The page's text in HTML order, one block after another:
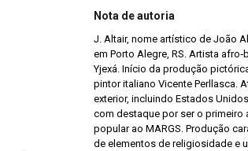
Nota de autoria
J. Altair, nome artístico de João
em Porto Alegre, RS. Artista
Yjexá. Início da produção
pintor italiano Vicente Perllasca.
exterior, incluindo Estados
com destaque por ser o primeiro
popular ao MARGS. Produção
de elementos de religiosidade e